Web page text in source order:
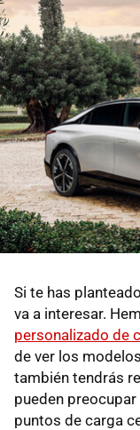
Si te has
va a interesar.
personalizado de
de ver los
también tendrás
pueden
puntos de carga